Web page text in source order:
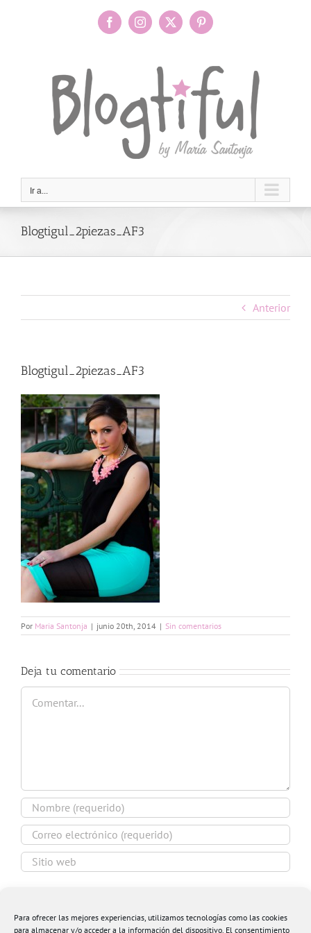
Para ofrecer las mejores experiencias, utilizamos tecnologías como las cookies
para almacenar y/o acceder a la información del dispositivo. El consentimiento
FacebookInstagram
X Pinterest
Ir a...
Blogtigul_2piezas_AF3
Anterior
Blogtigul_2piezas_AF3
Por Maria Santonja | junio 20th, 2014 | Sin comentarios
Deja tu comentario
Comentar
navegador para la próxima vez que comente.